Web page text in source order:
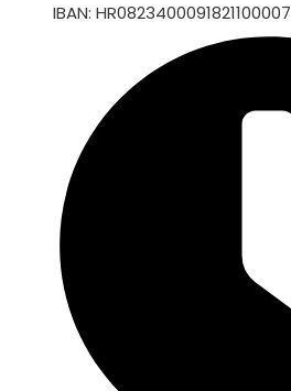
IBAN: HR0823400091821100007